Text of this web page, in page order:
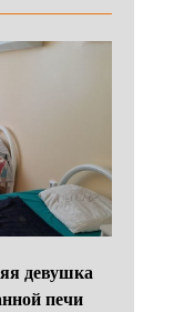
девушка
печи